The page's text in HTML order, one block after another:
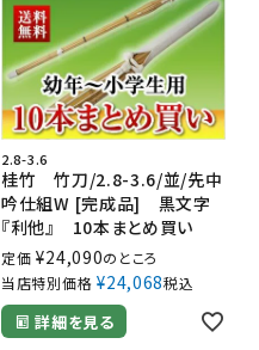
2.8-3.6
桂竹 竹刀/2.8-3.6/並/先中
吟仕組W [完成品] 黒文字
『利他』 10本まとめ買い
定価 ¥24,090のところ
当店特別価格 ¥24,068税込
詳細を見る